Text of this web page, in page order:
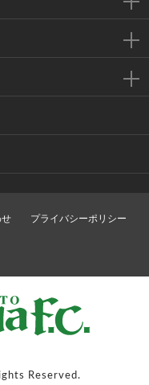
プライバシーポリシー
Reserved.